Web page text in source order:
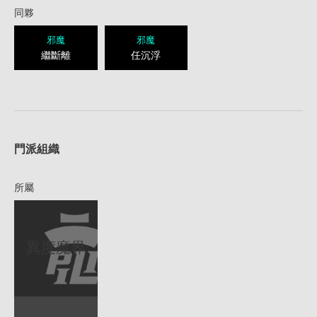
同夥
邪魔
繼斷離
邪魔
任沉浮
門派組織
所屬
異度魔界